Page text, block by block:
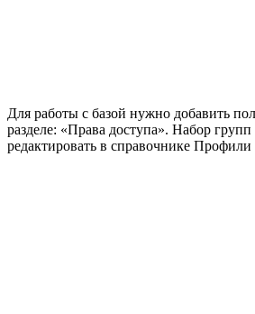
Для работы с базой нужно добавить
разделе: «Права доступа». Набор
редактировать в справочнике Профили